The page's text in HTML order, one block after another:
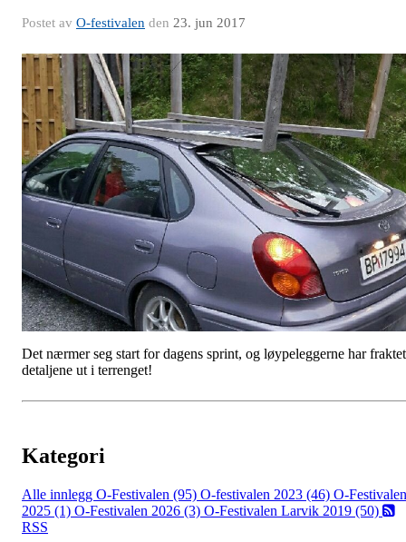
Postet av O-festivalen den 23. jun 2017
Det nærmer seg start for dagens sprint, og løypeleggerne har fraktet
detaljene ut i terrenget!
Kategori
Alle innlegg O-Festivalen (95) O-festivalen 2023 (46) O-Festivalen
2025 (1) O-Festivalen 2026 (3) O-Festivalen Larvik 2019 (50)
RSS